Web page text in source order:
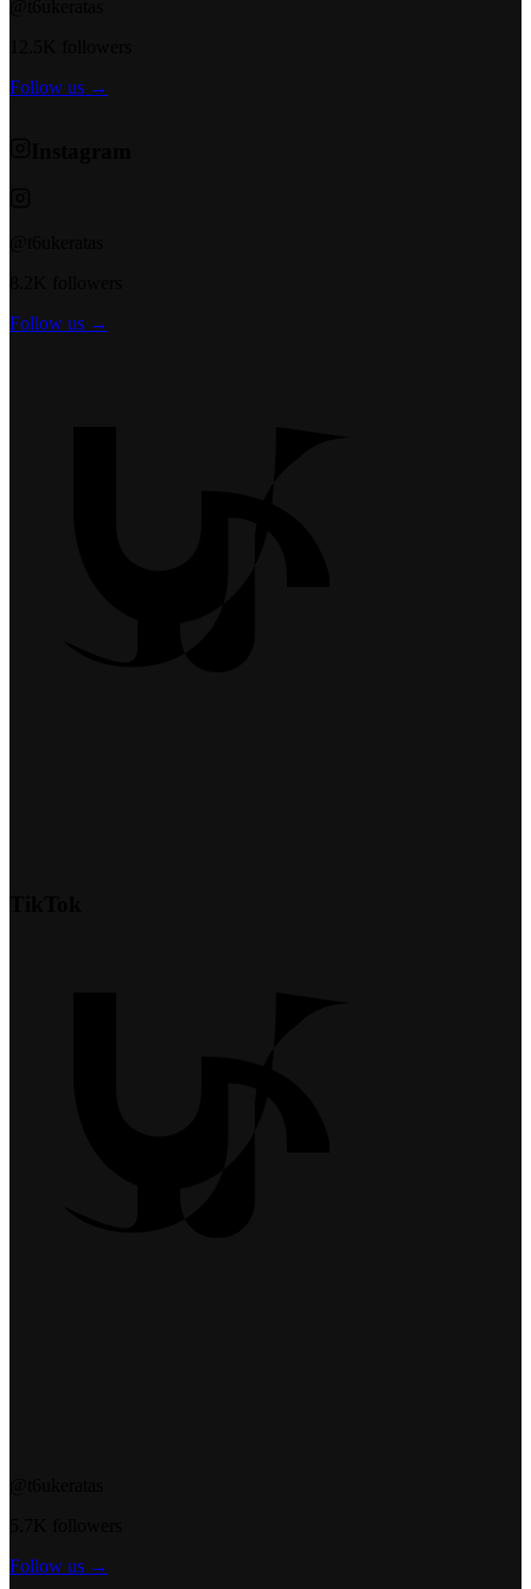
Follow us →
Follow us →
Follow us →